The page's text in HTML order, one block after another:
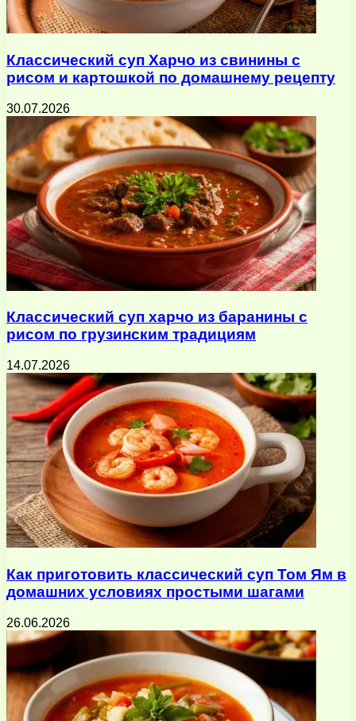
Классический суп Харчо из свинины с
рисом и картошкой по домашнему рецепту
30.07.2026
Классический суп харчо из баранины с
рисом по грузинским традициям
14.07.2026
Как приготовить классический суп Том Ям в
домашних условиях простыми шагами
26.06.2026